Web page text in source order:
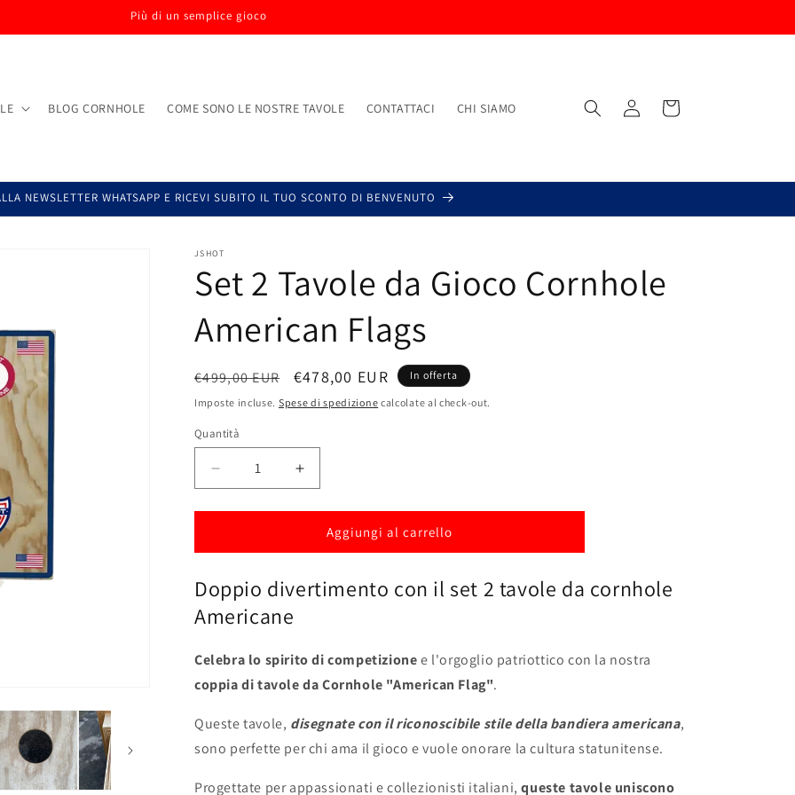
Più di un semplice gioco
BLOG CORNHOLE COME SONO LE NOSTRE TAVOLE CONTATTACI CHI SIAMO Accedi Carrello
NEWSLETTER WHATSAPP E RICEVI SUBITO IL TUO SCONTO DI BENVENUTO
JSHOT
Set 2 Tavole da Gioco Cornhole
American Flags
Prezzo
di
listino
€499,00 EUR
Prezzo
scontato
€478,00 EUR In offerta
Imposte incluse. Spese di spedizione calcolate al check-out.
Quantità
Diminuisci
quantità
per
2
da
Gioco
Cornhole
Flags
Aumenta
quantità
per
2
da
Flags
Aggiungi al carrello
Doppio divertimento con il set 2 tavole da cornhole
Americane
Celebra lo spirito di competizionee l'orgoglio patriottico con la nostra
coppia di tavole da Cornhole "American Flag".
Queste tavole, disegnate con il riconoscibile stile della bandiera americana,
sono perfette per chi ama il gioco e vuole onorare la cultura statunitense.
Progettate per appassionati e collezionisti italiani,queste tavole uniscono